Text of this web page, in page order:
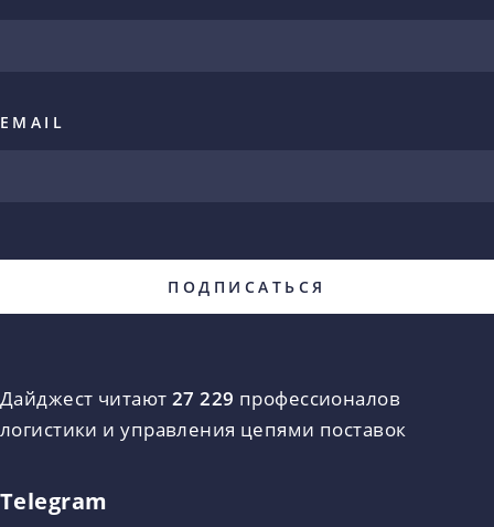
EMAIL
Дайджест читают 27 229 профессионалов
логистики и управления цепями поставок
Telegram